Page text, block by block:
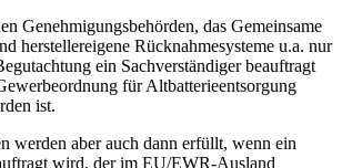
Genehmigungsbehörden, das Gemeinsame
herstellereigene Rücknahmesysteme u.a. nur
ein Sachverständiger beauftragt
für Altbatterieentsorgung
ist.
werden aber auch dann erfüllt, wenn ein
wird, der im EU/EWR-Ausland